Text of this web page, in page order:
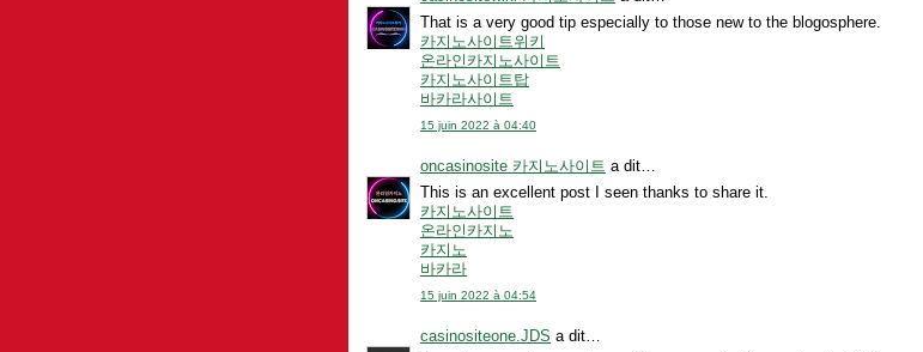
That is a very good tip especially to those new to the blogosphere.
카지노사이트위키
온라인카지노사이트
카지노사이트탑
바카라사이트
15 juin 2022 à 04:40
oncasinosite 카지노사이트 a dit…
This is an excellent post I seen thanks to share it.
카지노사이트
온라인카지노
카지노
바카라
15 juin 2022 à 04:54
casinositeone.JDS a dit…